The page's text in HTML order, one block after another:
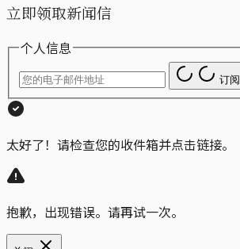
立即领取新闻信
个人信息
订阅
太好了！请检查您的收件箱并点击链接。
抱歉，出现错误。请再试一次。